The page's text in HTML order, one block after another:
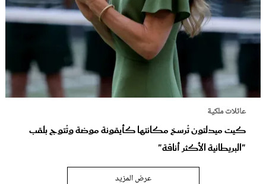
عائلات ملكية
كيت ميدلتون تُرسخ مكانتها كأيقونة موضة وتُتوج بلقب
"البريطانية الأكثر أناقة"
عرض المزيد